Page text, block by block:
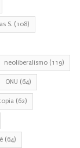
S. (108)
neoliberalismo (119)
ONU (64)
(62)
(64)